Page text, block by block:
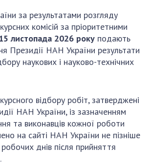
за результатами розгляду
комісій за пріоритетними
листопада 2026 року подають
Президії НАН України результати
наукових і науково-технічних
відбору робіт, затверджені
НАН України, із зазначенням
та виконавців кожної роботи
на сайті НАН України не пізніше
робочих днів після прийняття